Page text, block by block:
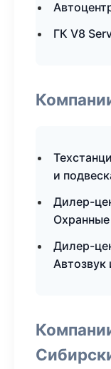
ГК V8
и
Дилер-
Дилер-
Автозвук